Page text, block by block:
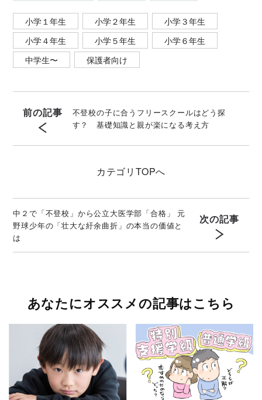
小学１年生 小学２年生
小学３年生
小学４年生
小学５年生
小学６年生
中学生〜
保護者向け
前の記事
不登校の子に合うフリースクールはどう探
す？ 基礎知識と親が楽になる考え方
カテゴリ TOPへ
中２で「不登校」から公立大医学部「合格」 元
野球少年の「壮大な紆余曲折」の本当の価値と
は
次の記事
あなたにオススメの記事はこちら